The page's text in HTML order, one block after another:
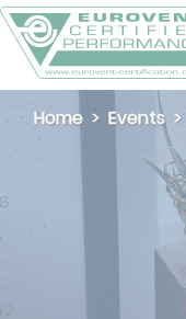
Home Events